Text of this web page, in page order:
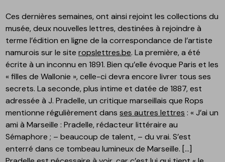
Ces dernières semaines, ont ainsi rejoint les collections du
musée, deux nouvelles lettres, destinées à rejoindre à
terme l’édition en ligne de la correspondance de l’artiste
namurois sur le siteropslettres.be. La première, a été
écrite à un inconnu en 1891. Bien qu’elle évoque Paris et les
« filles de Wallonie », celle-ci devra encore livrer tous ses
secrets. La seconde, plus intime et datée de 1887, est
adressée à J. Pradelle, un critique marseillais que Rops
mentionne régulièrement dansses autres lettres : « J’ai un
ami à Marseille : Pradelle, rédacteur littéraire au
Sémaphore ; – beaucoup de talent, – du vrai. S’est
enterré dans ce tombeau lumineux de Marseille. […]